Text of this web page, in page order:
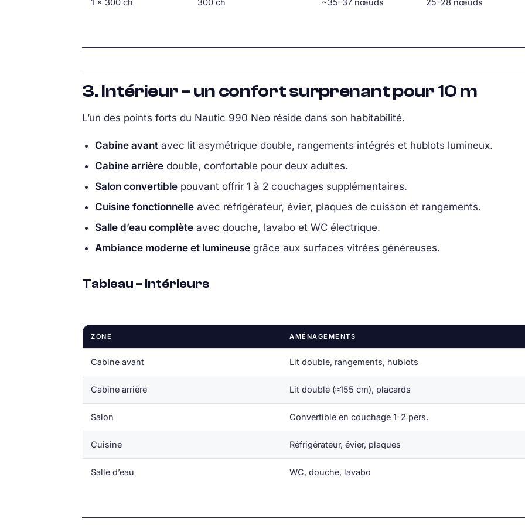
1 × 300 ch 300 ch ~35–37 nœuds 25–28 nœuds
3. Intérieur – un confort surprenant pour 10 m
L’un des points forts du Nautic 990 Neo réside dans son habitabilité.
Cabine avant avec lit asymétrique double, rangements intégrés et hublots lumineux.
Cabine arrière double, confortable pour deux adultes.
Salon convertible pouvant offrir 1 à 2 couchages supplémentaires.
Cuisine fonctionnelle avec réfrigérateur, évier, plaques de cuisson et rangements.
Salle d’eau complète avec douche, lavabo et WC électrique.
Ambiance moderne et lumineuse grâce aux surfaces vitrées généreuses.
Tableau – Intérieurs
ZONE AMÉNAGEMENTS
Cabine avant Lit double, rangements, hublots
Cabine arrière Lit double (≈155 cm), placards
Salon Convertible en couchage 1–2 pers.
Cuisine Réfrigérateur, évier, plaques
Salle d’eau WC, douche, lavabo